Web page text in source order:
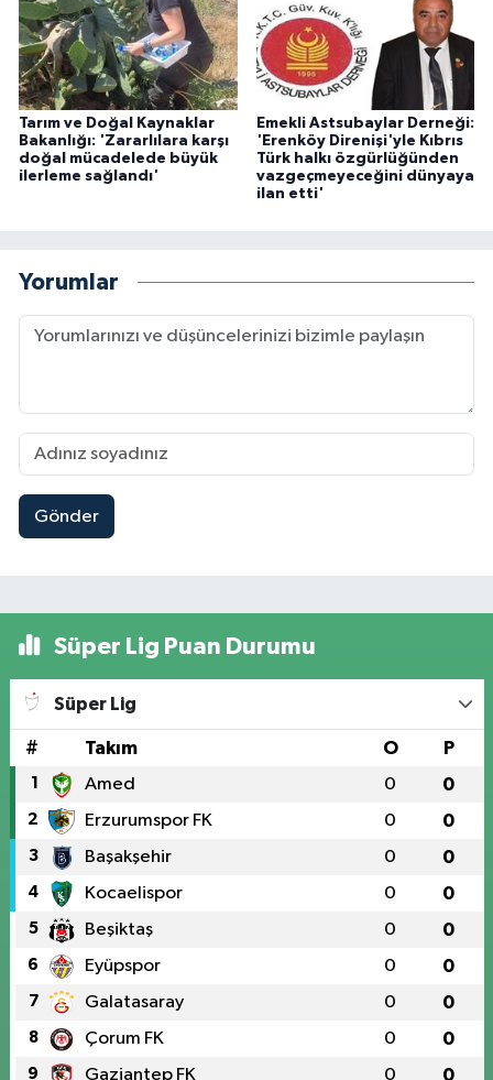
Tarım ve Doğal Kaynaklar
Bakanlığı: 'Zararlılara karşı
doğal mücadelede büyük
ilerleme sağlandı'
Emekli Astsubaylar Derneği:
'Erenköy Direnişi'yle Kıbrıs
Türk halkı özgürlüğünden
vazgeçmeyeceğini dünyaya
ilan etti'
Yorumlar
Gönder
Süper Lig Puan Durumu
Süper Lig
# Takım O P
1 Amed 0 0
2 Erzurumspor FK 0 0
3 Başakşehir 0 0
4 Kocaelispor 0 0
5 Beşiktaş 0 0
6 Eyüpspor 0 0
7 Galatasaray 0 0
8 Çorum FK 0 0
9 Gaziantep FK 0 0